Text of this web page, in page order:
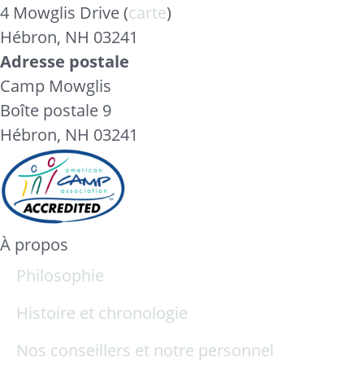
4 Mowglis Drive (carte)
Hébron, NH 03241
Adresse postale
Camp Mowglis
Boîte postale 9
Hébron, NH 03241
À propos
Philosophie
Histoire et chronologie
Nos conseillers et notre personnel